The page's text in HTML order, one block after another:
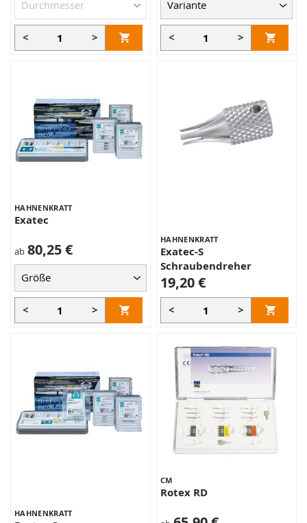
< > < >
HAHNENKRATT
Exatec
ab 80,25 €
< >
HAHNENKRATT
Exatec-S
Schraubendreher
19,20 €
< >
HAHNENKRATT
CM
Rotex RD